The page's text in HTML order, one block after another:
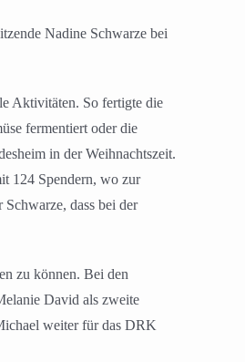
Nadine Schwarze bei
Aktivitäten. So fertigte die
fermentiert oder die
in der Weihnachtszeit.
124 Spendern, wo zur
dass bei der
zu können. Bei den
David als zweite
weiter für das DRK